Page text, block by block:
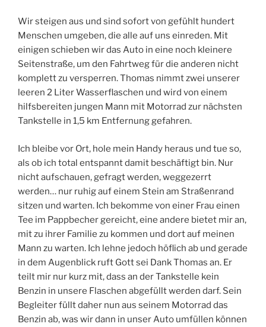
Wir steigen aus und sind sofort von gefühlt hundert
Menschen umgeben, die alle auf uns einreden. Mit
einigen schieben wir das Auto in eine noch kleinere
Seitenstraße, um den Fahrtweg für die anderen nicht
komplett zu versperren. Thomas nimmt zwei unserer
leeren 2 Liter Wasserflaschen und wird von einem
hilfsbereiten jungen Mann mit Motorrad zur nächsten
Tankstelle in 1,5 km Entfernung gefahren.
Ich bleibe vor Ort, hole mein Handy heraus und tue so,
als ob ich total entspannt damit beschäftigt bin. Nur
nicht aufschauen, gefragt werden, weggezerrt
werden… nur ruhig auf einem Stein am Straßenrand
sitzen und warten. Ich bekomme von einer Frau einen
Tee im Pappbecher gereicht, eine andere bietet mir an,
mit zu ihrer Familie zu kommen und dort auf meinen
Mann zu warten. Ich lehne jedoch höflich ab und gerade
in dem Augenblick ruft Gott sei Dank Thomas an. Er
teilt mir nur kurz mit, dass an der Tankstelle kein
Benzin in unsere Flaschen abgefüllt werden darf. Sein
Begleiter füllt daher nun aus seinem Motorrad das
Benzin ab, was wir dann in unser Auto umfüllen können